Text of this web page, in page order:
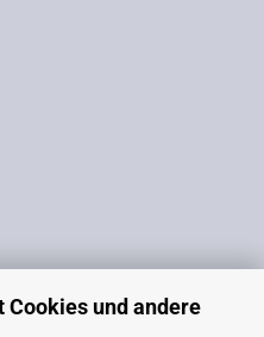
Cookies und andere